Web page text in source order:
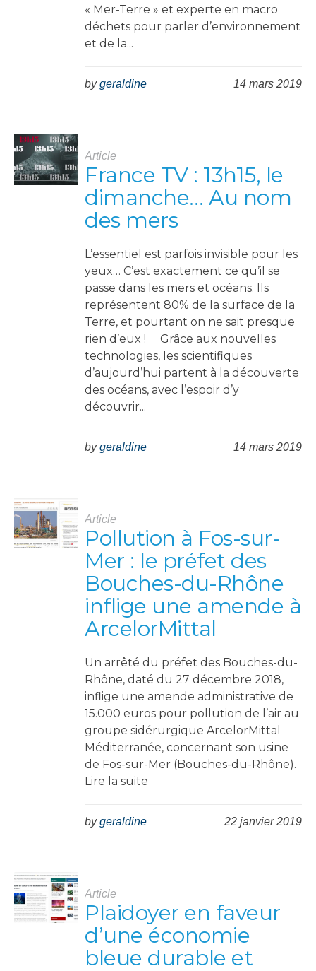
« Mer-Terre » et experte en macro
déchets pour parler d’environnement
et de la...
14 mars 2019
bygeraldine
Article
France TV : 13h15, le
dimanche… Au nom
des mers
L’essentiel est parfois invisible pour les
yeux… C’est exactement ce qu’il se
passe dans les mers et océans. Ils
représentent 80% de la surface de la
Terre, et pourtant on ne sait presque
rien d’eux ! Grâce aux nouvelles
technologies, les scientifiques
d’aujourd’hui partent à la découverte
des océans, avec l’espoir d’y
découvrir...
14 mars 2019
bygeraldine
Article
Pollution à Fos-sur-
Mer : le préfet des
Bouches-du-Rhône
inflige une amende à
ArcelorMittal
Un arrêté du préfet des Bouches-du-
Rhône, daté du 27 décembre 2018,
inflige une amende administrative de
15.000 euros pour pollution de l’air au
groupe sidérurgique ArcelorMittal
Méditerranée, concernant son usine
de Fos-sur-Mer (Bouches-du-Rhône).
Lire la suite
22 janvier 2019
bygeraldine
Article
Plaidoyer en faveur
d’une économie
bleue durable et